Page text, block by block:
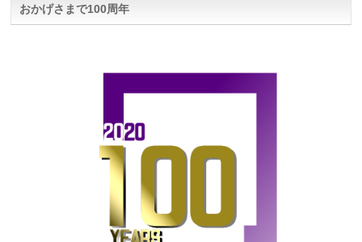
おかげさまで100周年